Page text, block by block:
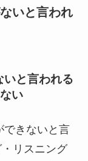
いと言われ
と言われる
い
できないと言
リスニング